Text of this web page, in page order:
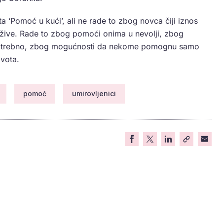
‘Pomoć u kući’, ali ne rade to zbog novca čiji iznos
Rade to zbog pomoći onima u nevolji, zbog
zbog mogućnosti da nekome pomognu samo
pomoć umirovljenici